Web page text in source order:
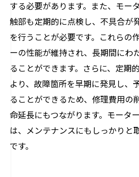
する必要があります。また、モー
触部も定期的に点検し、不具合が
を行うことが必要です。これらの
ーの性能が維持され、長期間にわ
ることができます。さらに、定期
より、故障箇所を早期に発見し、
ることができるため、修理費用の
命延長にもつながります。モータ
は、メンテナンスにもしっかりと
です。